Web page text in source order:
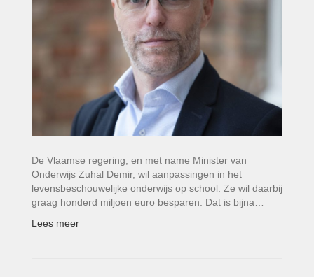
De Vlaamse regering, en met name Minister van
Onderwijs Zuhal Demir, wil aanpassingen in het
levensbeschouwelijke onderwijs op school. Ze wil daarbij
graag honderd miljoen euro besparen. Dat is bijna…
Lees meer